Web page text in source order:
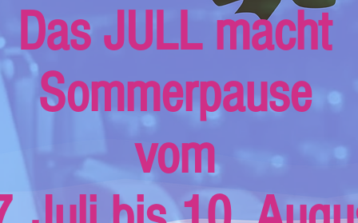
Das JULL macht
Sommerpause
vom